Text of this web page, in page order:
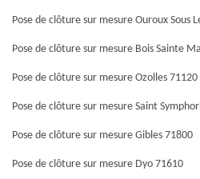
Pose de clôture sur mesure Ouroux Sous
Pose de clôture sur mesure Bois Sainte
Pose de clôture sur mesure Ozolles 71120
Pose de clôture sur mesure Saint
Pose de clôture sur mesure Gibles 71800
Pose de clôture sur mesure Dyo 71610